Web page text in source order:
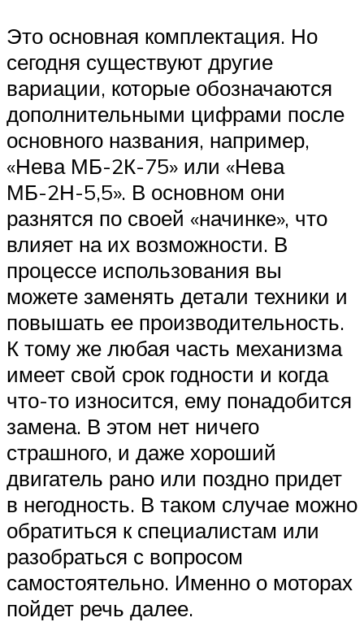
Это основная комплектация. Но
сегодня существуют другие
вариации, которые обозначаются
дополнительными цифрами после
основного названия, например,
«Нева МБ-2К-75» или «Нева
МБ-2Н-5,5». В основном они
разнятся по своей «начинке», что
влияет на их возможности. В
процессе использования вы
можете заменять детали техники и
повышать ее производительность.
К тому же любая часть механизма
имеет свой срок годности и когда
что-то износится, ему понадобится
замена. В этом нет ничего
страшного, и даже хороший
двигатель рано или поздно придет
в негодность. В таком случае можно
обратиться к специалистам или
разобраться с вопросом
самостоятельно. Именно о моторах
пойдет речь далее.